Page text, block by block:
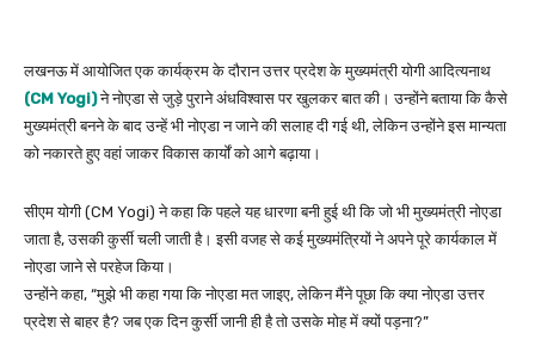
लखनऊ में आयोजित एक कार्यक्रम के दौरान उत्तर प्रदेश के मुख्यमंत्री योगी आदित्यनाथ
(CM Yogi)ने नोएडा से जुड़े पुराने अंधविश्वास पर खुलकर बात की। उन्होंने बताया कि कैसे
मुख्यमंत्री बनने के बाद उन्हें भी नोएडा न जाने की सलाह दी गई थी, लेकिन उन्होंने इस मान्यता
को नकारते हुए वहां जाकर विकास कार्यों को आगे बढ़ाया।
सीएम योगी (CM Yogi) ने कहा कि पहले यह धारणा बनी हुई थी कि जो भी मुख्यमंत्री नोएडा
जाता है, उसकी कुर्सी चली जाती है। इसी वजह से कई मुख्यमंत्रियों ने अपने पूरे कार्यकाल में
नोएडा जाने से परहेज किया।
उन्होंने कहा, “मुझे भी कहा गया कि नोएडा मत जाइए, लेकिन मैंने पूछा कि क्या नोएडा उत्तर
प्रदेश से बाहर है? जब एक दिन कुर्सी जानी ही है तो उसके मोह में क्यों पड़ना?”